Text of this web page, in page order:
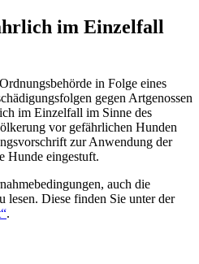
im Einzelfall
in Folge eines
gegen Artgenossen
im Einzelfall im Sinne des
vor gefährlichen Hunden
zur Anwendung der
Hunde eingestuft.
auch die
lesen. Diese finden Sie unter der
.